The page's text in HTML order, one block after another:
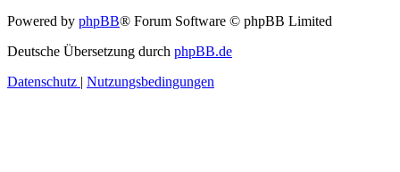
Powered by phpBB® Forum Software © phpBB Limited
Deutsche Übersetzung durch phpBB.de
Datenschutz | Nutzungsbedingungen